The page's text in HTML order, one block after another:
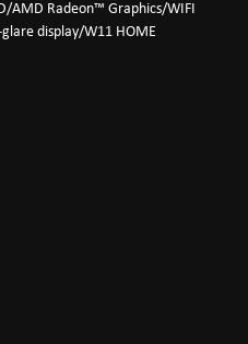
AMD Radeon™ Graphics/WIFI
display/W11 HOME